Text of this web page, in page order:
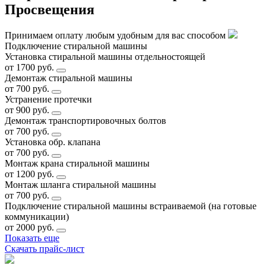
Просвещения
Принимаем оплату любым удобным для вас способом
Подключение стиральной машины
Установка стиральной машины отдельностоящей
от 1700 руб.
Демонтаж стиральной машины
от 700 руб.
Устранение протечки
от 900 руб.
Демонтаж транспортировочных болтов
от 700 руб.
Установка обр. клапана
от 700 руб.
Монтаж крана стиральной машины
от 1200 руб.
Монтаж шланга стиральной машины
от 700 руб.
Подключение стиральной машины встраиваемой (на готовые
коммуникации)
от 2000 руб.
Показать еще
Скачать прайс-лист